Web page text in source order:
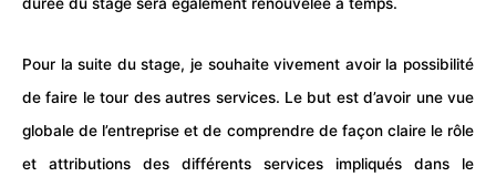
Pour la suite du stage, je souhaite vivement avoir la possibilité
de faire le tour des autres services. Le but est d’avoir une vue
globale de l’entreprise et de comprendre de façon claire le rôle
et attributions des différents services impliqués dans le